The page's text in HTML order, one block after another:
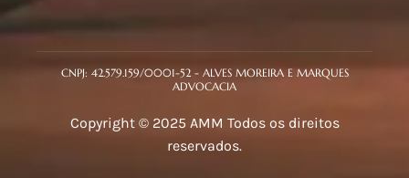
CNPJ: 42.579.159/0001-52 - ALVES MOREIRA E MARQUES
ADVOCACIA
Copyright © 2025 AMM Todos os direitos
reservados.